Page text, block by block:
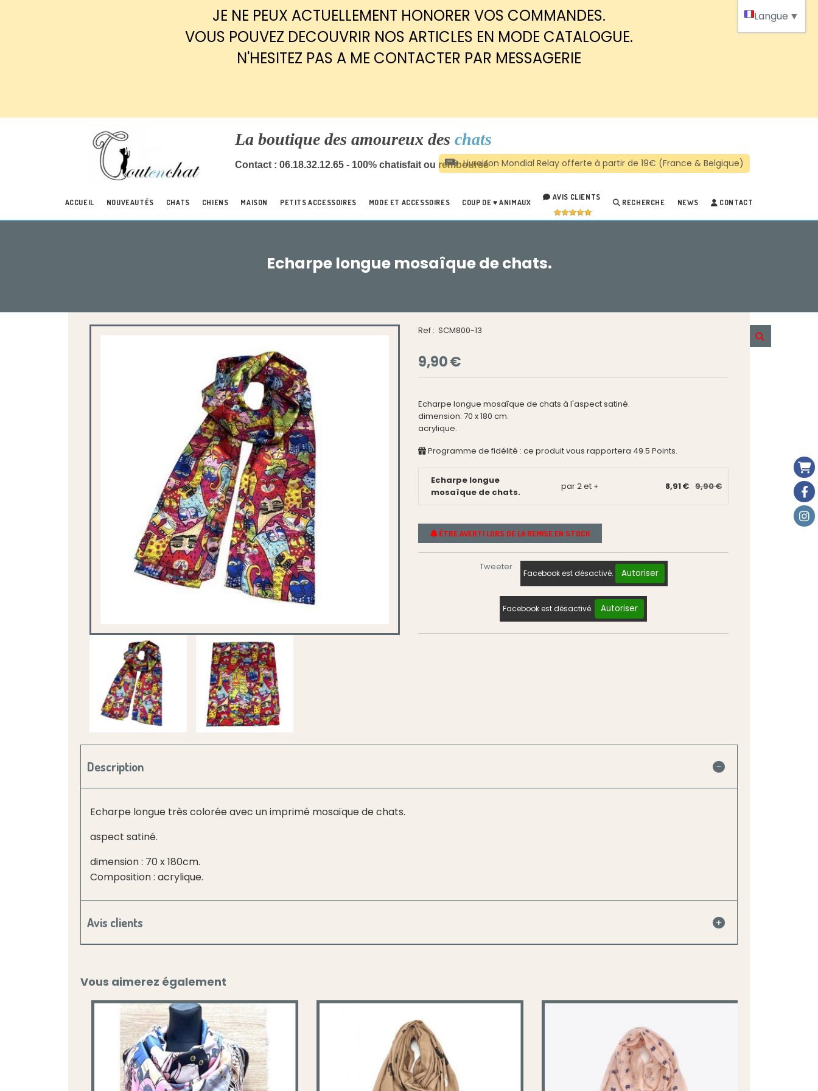
JE NE PEUX ACTUELLEMENT HONORER VOS COMMANDES.
VOUS POUVEZ DECOUVRIR NOS ARTICLES EN MODE CATALOGUE.
N'HESITEZ PAS A ME CONTACTER PAR MESSAGERIE
La boutique des amoureux des chats
Contact : 06.18.32.12.65 - 100% chatisfait ou remboursé
ACCUEIL NOUVEAUTÉS CHATS CHIENS MAISON PETITS ACCESSOIRES MODE ET ACCESSOIRES COUP DE ♥ ANIMAUX
AVIS CLIENTS
RECHERCHE NEWS CONTACT
Echarpe longue mosaîque de chats.
Ref : SCM800-13
9,90€
Echarpe longue mosaîque de chats à l'aspect satiné.
dimension: 70 x 180 cm.
acrylique.
Programme de fidélité : ce produit vous rapportera 49.5 Points.
Echarpe longue
mosaîque de chats.
par 2 et + 8,91 € 9,90 €
ÊTRE AVERTI LORS DE LA REMISE EN STOCK
Tweeter
Facebook est désactivé. Autoriser
Facebook est désactivé. Autoriser
Description
Echarpe longue très colorée avec un imprimé mosaïque de chats.
aspect satiné.
dimension : 70 x 180cm.
Composition : acrylique.
Avis clients
Vous aimerez également
Langue ▼